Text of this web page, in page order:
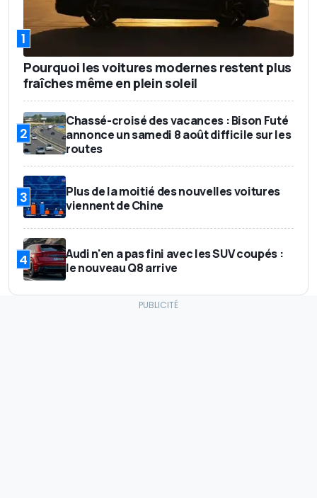
1
Pourquoi les voitures modernes restent plus
fraîches même en plein soleil
2
Chassé-croisé des vacances : Bison Futé
annonce un samedi 8 août difficile sur les
routes
3
Plus de la moitié des nouvelles voitures
viennent de Chine
4
Audi n'en a pas fini avec les SUV coupés :
le nouveau Q8 arrive